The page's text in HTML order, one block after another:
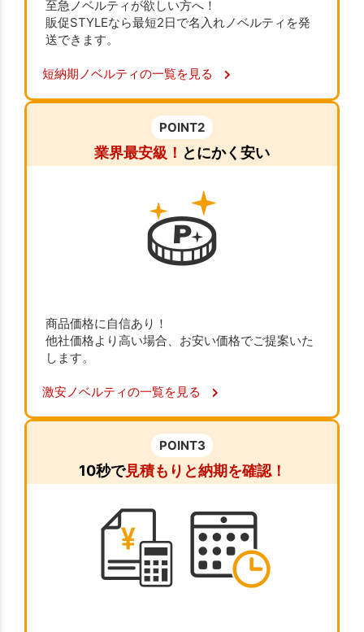
至急ノベルティが欲しい方へ！
販促STYLEなら最短2日で名入れノベルティを発
送できます。
短納期ノベルティの一覧を見る
POINT2
業界最安級！ とにかく安い
商品価格に自信あり！
他社価格より高い場合、お安い価格でご提案いた
します。
激安ノベルティの一覧を見る
POINT3
10秒で見積もりと納期を確認！